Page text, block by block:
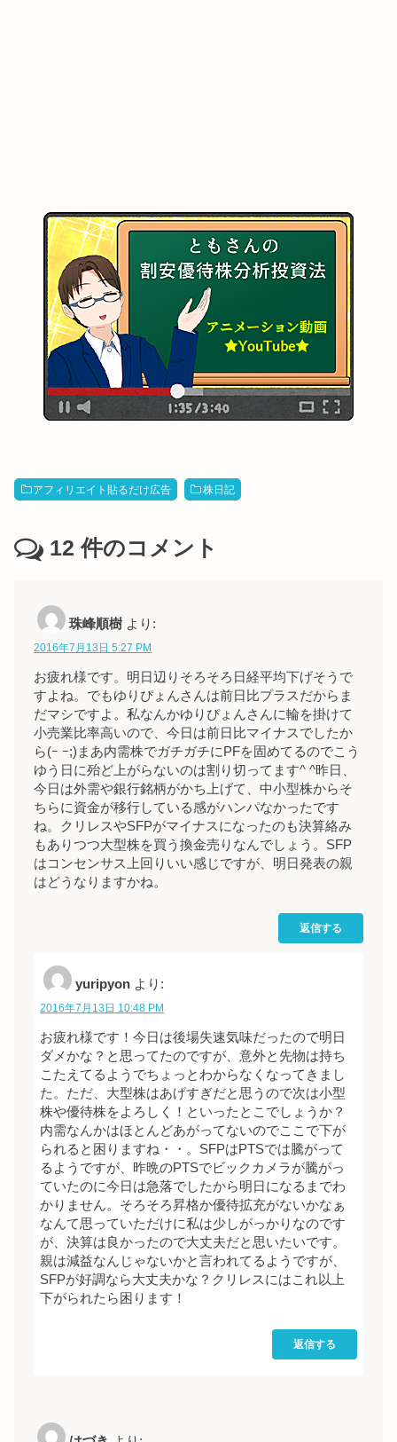
アフィリエイト貼るだけ広告 株日記
12 件のコメント
珠峰順樹 より:
2016年7月13日 5:27 PM
お疲れ様です。明日辺りそろそろ日経平均下げそうで
すよね。でもゆりぴょんさんは前日比プラスだからま
だマシですよ。私なんかゆりぴょんさんに輪を掛けて
小売業比率高いので、今日は前日比マイナスでしたか
ら(ｰ ｰ;)まあ内需株でガチガチにPFを固めてるのでこう
ゆう日に殆ど上がらないのは割り切ってます^ ^昨日、
今日は外需や銀行銘柄がかち上げて、中小型株からそ
ちらに資金が移行している感がハンパなかったです
ね。クリレスやSFPがマイナスになったのも決算絡み
もありつつ大型株を買う換金売りなんでしょう。SFP
はコンセンサス上回りいい感じですが、明日発表の親
はどうなりますかね。
返信する
yuripyon より:
2016年7月13日 10:48 PM
お疲れ様です！今日は後場失速気味だったので明日
ダメかな？と思ってたのですが、意外と先物は持ち
こたえてるようでちょっとわからなくなってきまし
た。ただ、大型株はあげすぎだと思うので次は小型
株や優待株をよろしく！といったとこでしょうか？
内需なんかはほとんどあがってないのでここで下が
られると困りますね・・。SFPはPTSでは騰がって
るようですが、昨晩のPTSでビックカメラが騰がっ
ていたのに今日は急落でしたから明日になるまでわ
かりません。そろそろ昇格か優待拡充がないかなぁ
なんて思っていただけに私は少しがっかりなのです
が、決算は良かったので大丈夫だと思いたいです。
親は減益なんじゃないかと言われてるようですが、
SFPが好調なら大丈夫かな？クリレスにはこれ以上
下がられたら困ります！
返信する